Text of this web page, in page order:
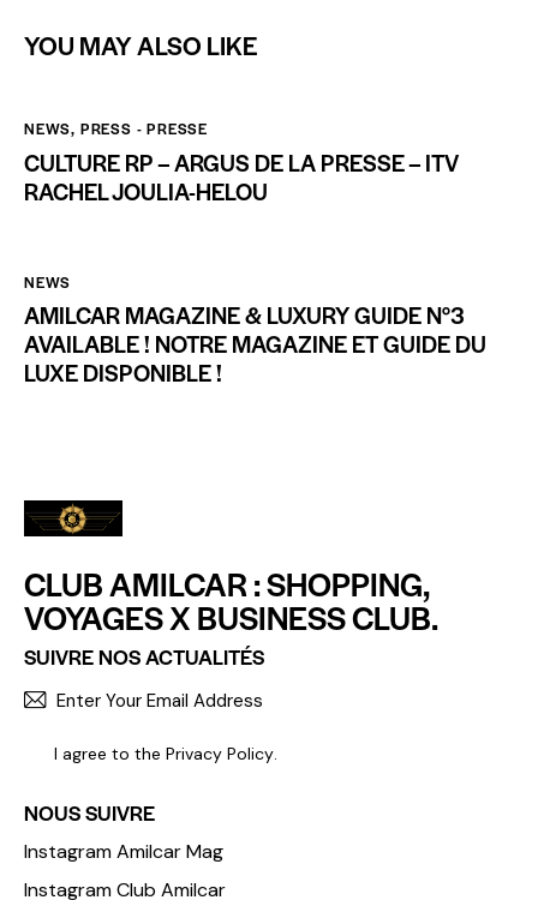
YOU MAY ALSO LIKE
NEWS, PRESS - PRESSE
CULTURE RP – ARGUS DE LA PRESSE – ITV
RACHEL JOULIA-HELOU
NEWS
AMILCAR MAGAZINE & LUXURY GUIDE N°3
AVAILABLE ! NOTRE MAGAZINE ET GUIDE DU
LUXE DISPONIBLE !
CLUB AMILCAR : SHOPPING,
VOYAGES X BUSINESS CLUB.
SUIVRE NOS ACTUALITÉS
I agree to the Privacy Policy.
NOUS SUIVRE
Instagram Amilcar Mag
Instagram Club Amilcar